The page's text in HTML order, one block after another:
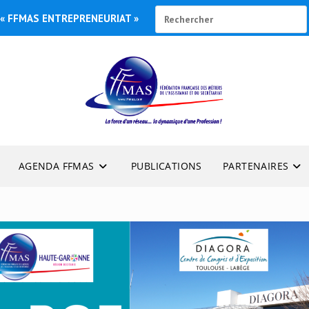
FFMAS ENTREPRENEURIAT »
AGENDA FFMAS PUBLICATIONS PARTENAIRES